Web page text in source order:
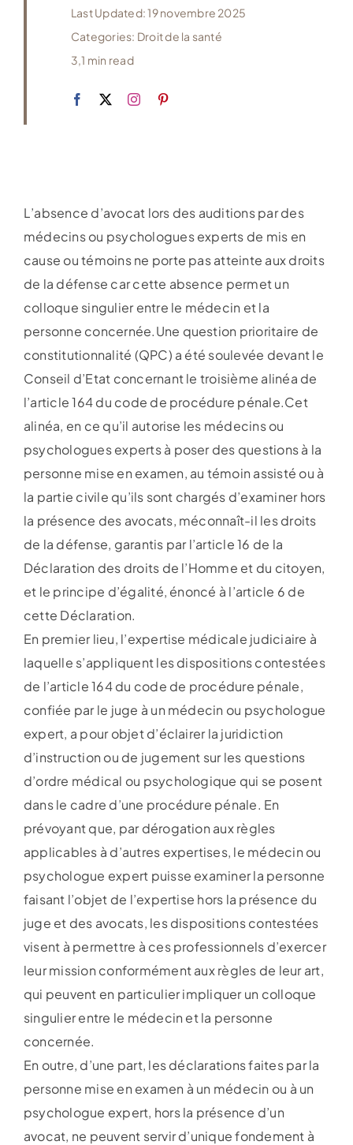
Last Updated: 19 novembre 2025
Categories: Droit de la santé
3,1 min read
L’absence d’avocat lors des auditions par des
médecins ou psychologues experts de mis en
cause ou témoins ne porte pas atteinte aux droits
de la défense car cette absence permet un
colloque singulier entre le médecin et la
personne concernée.Une question prioritaire de
constitutionnalité (QPC) a été soulevée devant le
Conseil d’Etat concernant le troisième alinéa de
l’article 164 du code de procédure pénale.Cet
alinéa, en ce qu’il autorise les médecins ou
psychologues experts à poser des questions à la
personne mise en examen, au témoin assisté ou à
la partie civile qu’ils sont chargés d’examiner hors
la présence des avocats, méconnaît-il les droits
de la défense, garantis par l’article 16 de la
Déclaration des droits de l’Homme et du citoyen,
et le principe d’égalité, énoncé à l’article 6 de
cette Déclaration.
En premier lieu, l’expertise médicale judiciaire à
laquelle s’appliquent les dispositions contestées
de l’article 164 du code de procédure pénale,
confiée par le juge à un médecin ou psychologue
expert, a pour objet d’éclairer la juridiction
d’instruction ou de jugement sur les questions
d’ordre médical ou psychologique qui se posent
dans le cadre d’une procédure pénale. En
prévoyant que, par dérogation aux règles
applicables à d’autres expertises, le médecin ou
psychologue expert puisse examiner la personne
faisant l’objet de l’expertise hors la présence du
juge et des avocats, les dispositions contestées
visent à permettre à ces professionnels d’exercer
leur mission conformément aux règles de leur art,
qui peuvent en particulier impliquer un colloque
singulier entre le médecin et la personne
concernée.
En outre, d’une part, les déclarations faites par la
personne mise en examen à un médecin ou à un
psychologue expert, hors la présence d’un
avocat, ne peuvent servir d’unique fondement à